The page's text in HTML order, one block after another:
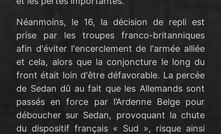
Néanmoins, le 16, la décision de repli est
prise par les troupes franco-britanniques
afin d'éviter l'encerclement de l'armée alliée
et cela, alors que la conjoncture le long du
front était loin d'être défavorable. La percée
de Sedan dû au fait que les Allemands sont
passés en force par l’Ardenne Belge pour
déboucher sur Sedan, provoquant la chute
du dispositif français « Sud », risque ainsi